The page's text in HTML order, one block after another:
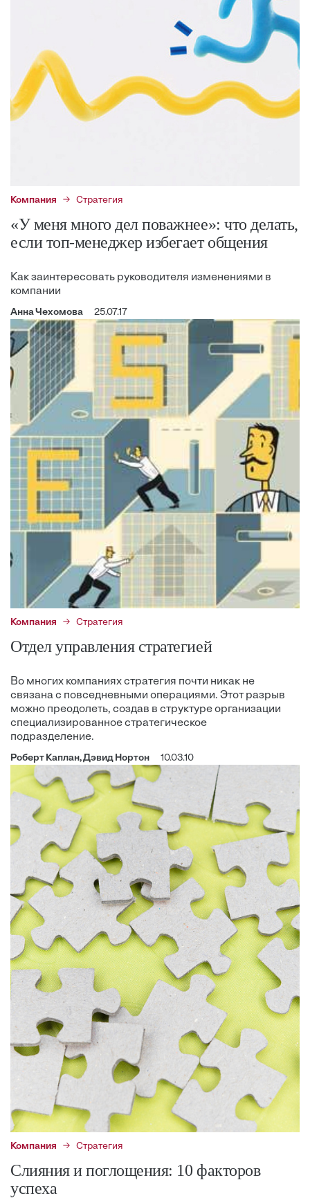
Компания Стратегия
«У меня много дел поважнее»: что делать,
если топ-менеджер избегает общения
Как заинтересовать руководителя изменениями в
компании
Анна Чехомова 25.07.17
Компания Стратегия
Отдел управления стратегией
Во многих компаниях стратегия почти никак не
связана с повседневными операциями. Этот разрыв
можно преодолеть, создав в структуре организации
специализированное стратегическое
подразделение.
Роберт Каплан, Дэвид Нортон 10.03.10
Компания Стратегия
Слияния и поглощения: 10 факторов
успеха